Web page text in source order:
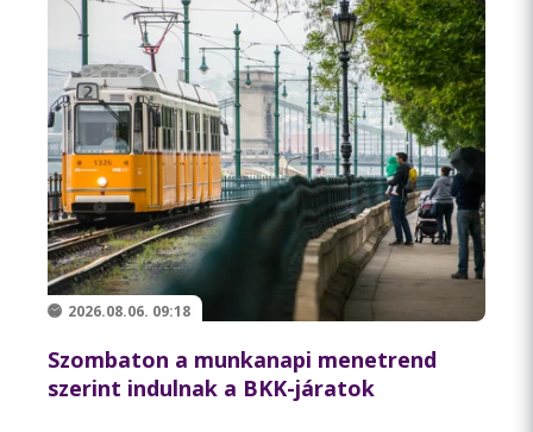
2026.08.06. 09:18
Szombaton a munkanapi menetrend
szerint indulnak a BKK-járatok